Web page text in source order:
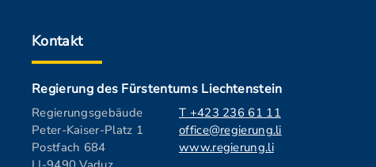
Kontakt
Regierung des Fürstentums Liechtenstein
Regierungsgebäude
Peter-Kaiser-Platz 1
Postfach 684
T +423 236 61 11
office@regierung.li
www.regierung.li